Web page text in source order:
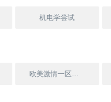
机电学尝试
欧美激情一区二区_欧美精品在线观看:夹具/模具建造尝试